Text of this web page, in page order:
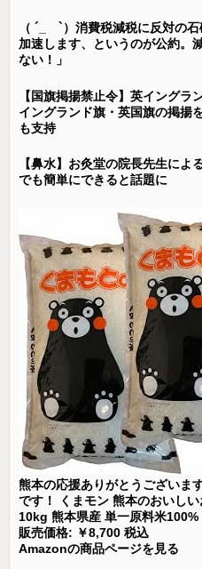
（ ´_ゝ`）消費税減税に反対の
加速します、というのが公約。
ない！」
【国旗掲揚禁止令】英イングラ
イングランド旗・英国旗の掲揚
も支持
【鼻水】お灸堂の院長先生に
でも簡単にできると話題に
熊本の応援ありがとうございま
です！ くまモン 熊本のおいし
10kg 熊本県産 単一原料米100%
販売価格: ￥8,700 税込
Amazonの商品ページを見る